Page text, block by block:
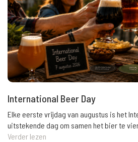
International Beer Day
Elke eerste vrijdag van augustus is het
uitstekende dag om samen het bier te
Verder lezen